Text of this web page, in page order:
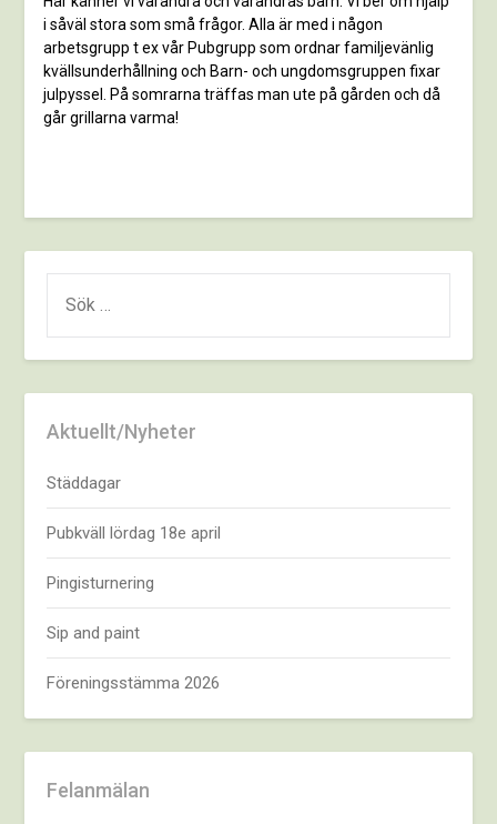
i såväl stora som små frågor. Alla är med i någon
arbetsgrupp t ex vår Pubgrupp som ordnar familjevänlig
kvällsunderhållning och Barn- och ungdomsgruppen fixar
julpyssel. På somrarna träffas man ute på gården och då
går grillarna varma!
Aktuellt/Nyheter
Städdagar
Pubkväll lördag 18e april
Pingisturnering
Sip and paint
Föreningsstämma 2026
Felanmälan